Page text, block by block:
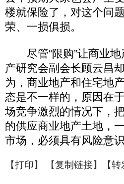
楼就保险了，对这个问
荣、一损俱损。
尽管“限购”让商业地
产研究会副会长顾云昌
为，商业地产和住宅地
态是不一样的，原因在
场竞争激烈的情况下，
的供应商业地产土地，
市场，必须具有风险意识
【打印】 【复制链接】【转